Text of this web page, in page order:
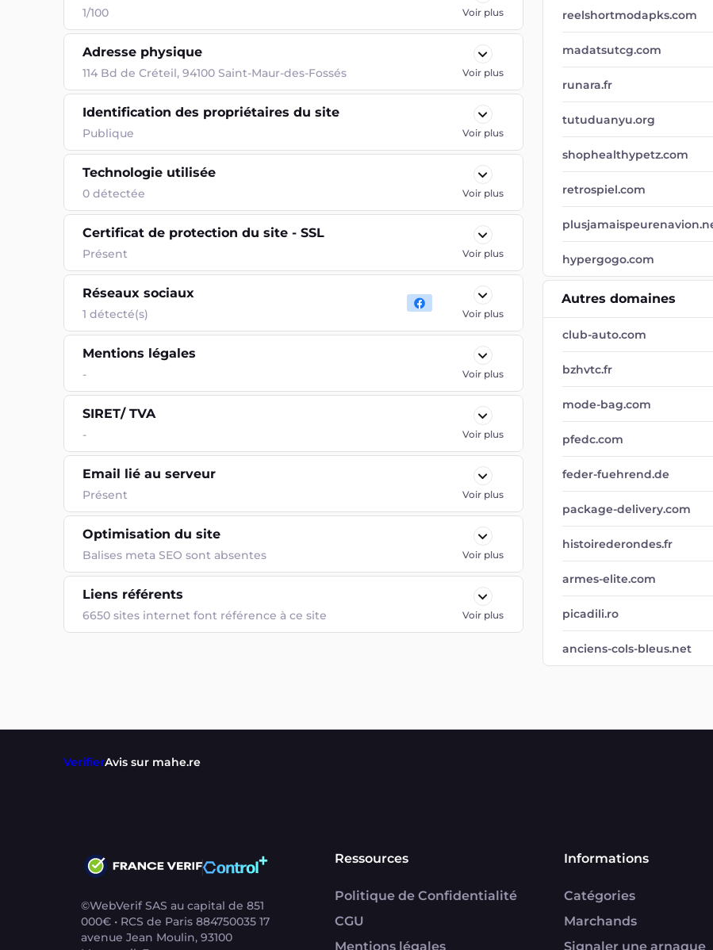
1/100 Voir plus
Adresse physique
114 Bd de Créteil, 94100 Saint-Maur-des-Fossés Voir plus
Identification des propriétaires du site
Publique Voir plus
Technologie utilisée
0 détectée Voir plus
Certificat de protection du site - SSL
Présent Voir plus
Réseaux sociaux
1 détecté(s) Voir plus
Mentions légales
- Voir plus
SIRET/ TVA
- Voir plus
Email lié au serveur
Présent Voir plus
Optimisation du site
Balises meta SEO sont absentes Voir plus
Liens référents
6650 sites internet font référence à ce site Voir plus
reelshortmodapks.com
madatsutcg.com
runara.fr
tutuduanyu.org
shophealthypetz.com
retrospiel.com
hypergogo.com
Autres domaines
club-auto.com
bzhvtc.fr
mode-bag.com
pfedc.com
feder-fuehrend.de
package-delivery.com
histoirederondes.fr
armes-elite.com
picadili.ro
anciens-cols-bleus.net
VerifierAvis sur mahe.re
©WebVerif SAS au capital de 851
000€ • RCS de Paris 884750035 17
avenue Jean Moulin, 93100
Ressources
Politique de Confidentialité
CGU
Mentions légales
Informations
Catégories
Marchands
Signaler une arnaque